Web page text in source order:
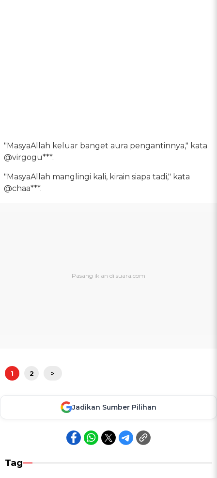
"MasyaAllah keluar banget aura pengantinnya," kata
@virgogu***.
"MasyaAllah manglingi kali, kirain siapa tadi," kata
@chaa***.
1 2 >
Jadikan Sumber Pilihan
Tag